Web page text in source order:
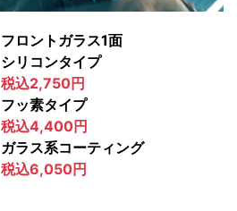
フロントガラス1面
シリコンタイプ
税込2,750円
フッ素タイプ
税込4,400円
ガラス系コーティング
税込6,050円